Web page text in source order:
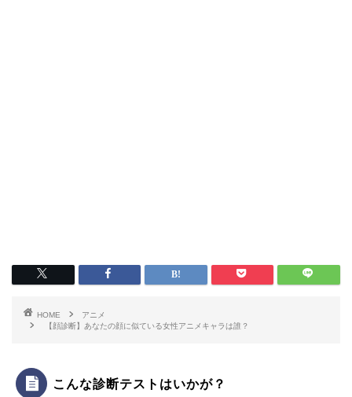
HOME
アニメ
【顔診断】あなたの顔に似ている女性アニメキャラは誰？
こんな診断テストはいかが？